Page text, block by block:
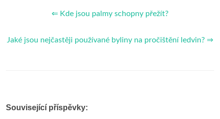
⇐ Kde jsou palmy schopny přežít?
Jaké jsou nejčastěji používané byliny na pročištění ledvin? ⇒
Související příspěvky: